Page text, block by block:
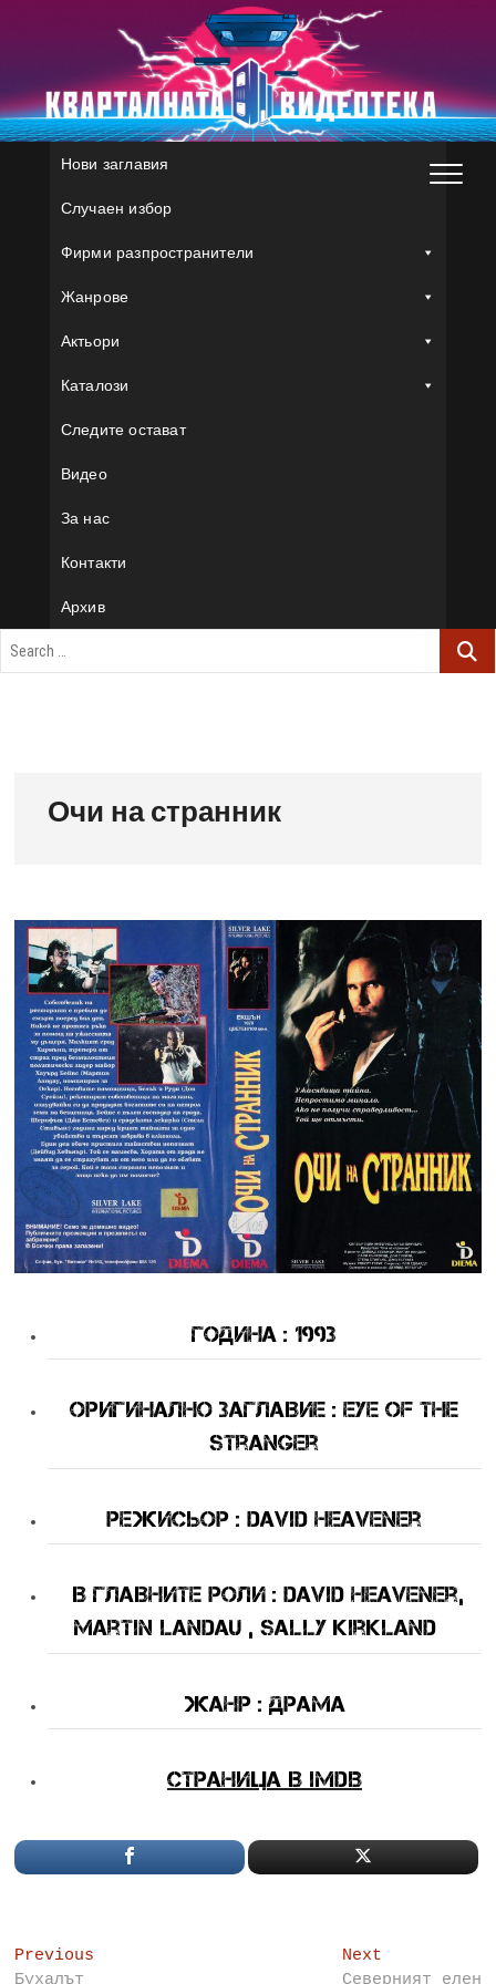
Нови заглавия
Случаен избор
Фирми разпространители
Жанрове
Актьори
Каталози
Следите остават
Видео
За нас
Контакти
Архив
Очи на странник
Година : 1993
оригинално Заглавие : Eye of the
Stranger
Режисьор : David Heavener
В Главните Роли: David Heavener,
Martin Landau , Sally Kirkland
Жанр : драма
Страница в IMDB
Post
Previous
Бухалът
NextNext
post:
Северният елен